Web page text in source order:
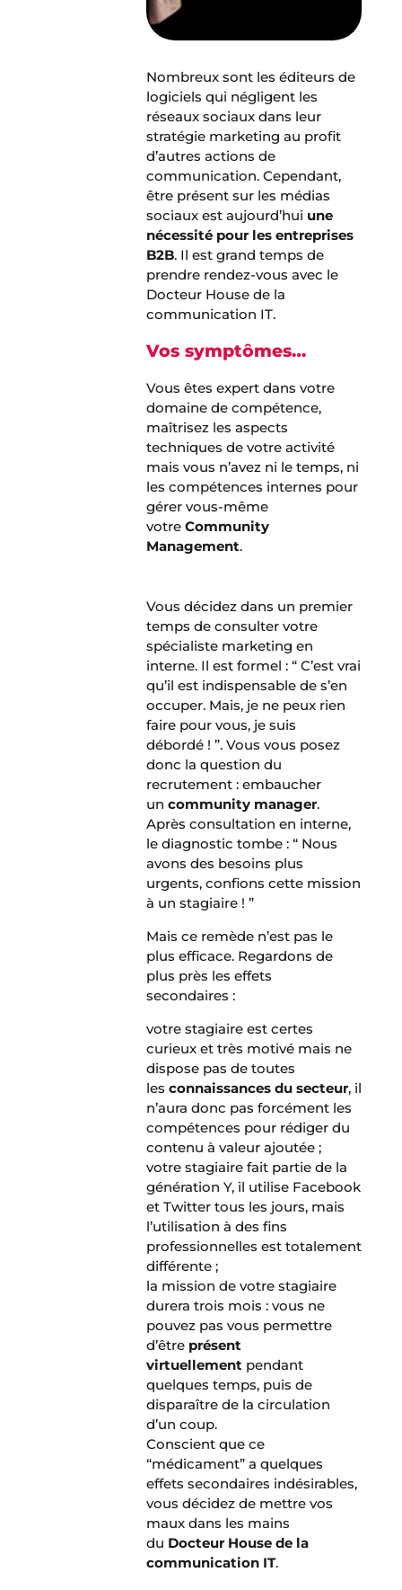
Nombreux sont les éditeurs de
logiciels qui négligent les
réseaux sociaux dans leur
stratégie marketing au profit
d’autres actions de
communication. Cependant,
être présent sur les médias
sociaux est aujourd’hui une
nécessité pour les entreprises
B2B. Il est grand temps de
prendre rendez-vous avec le
Docteur House de la
communication IT.
Vos symptômes…
Vous êtes expert dans votre
domaine de compétence,
maîtrisez les aspects
techniques de votre activité
mais vous n’avez ni le temps, ni
les compétences internes pour
gérer vous-même
votreCommunity
Management.
Vous décidez dans un premier
temps de consulter votre
spécialiste marketing en
interne. Il est formel : “ C’est vrai
qu’il est indispensable de s’en
occuper. Mais, je ne peux rien
faire pour vous, je suis
débordé ! ”. Vous vous posez
donc la question du
recrutement : embaucher
uncommunity manager.
Après consultation en interne,
le diagnostic tombe : “ Nous
avons des besoins plus
urgents, confions cette mission
à un stagiaire ! ”
Mais ce remède n’est pas le
plus efficace. Regardons de
plus près les effets
secondaires :
votre stagiaire est certes
curieux et très motivé mais ne
dispose pas de toutes
lesconnaissances du secteur, il
n’aura donc pas forcément les
compétences pour rédiger du
contenu à valeur ajoutée ;
votre stagiaire fait partie de la
génération Y, il utilise Facebook
et Twitter tous les jours, mais
l’utilisation à des fins
professionnelles est totalement
différente ;
la mission de votre stagiaire
durera trois mois : vous ne
pouvez pas vous permettre
d’être présent
virtuellement pendant
quelques temps, puis de
disparaître de la circulation
d’un coup.
Conscient que ce
“médicament” a quelques
effets secondaires indésirables,
vous décidez de mettre vos
maux dans les mains
du Docteur House de la
communication IT.